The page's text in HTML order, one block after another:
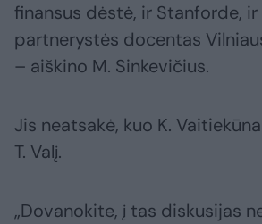
finansus dėstė, ir Stanforde, ir
partnerystės docentas
– aiškino M. Sinkevičius.
Jis neatsakė, kuo K.
T. Valį.
„Dovanokite, į tas diskusijas